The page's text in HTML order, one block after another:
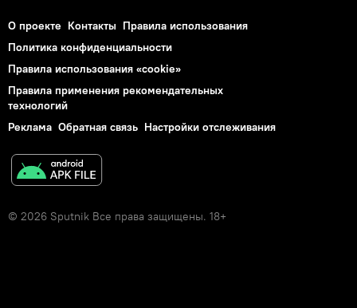
О проекте Контакты Правила использования
Политика конфиденциальности
Правила использования «cookie»
Правила применения рекомендательных
технологий
Реклама Обратная связь Настройки отслеживания
© 2026 Sputnik Все права защищены. 18+